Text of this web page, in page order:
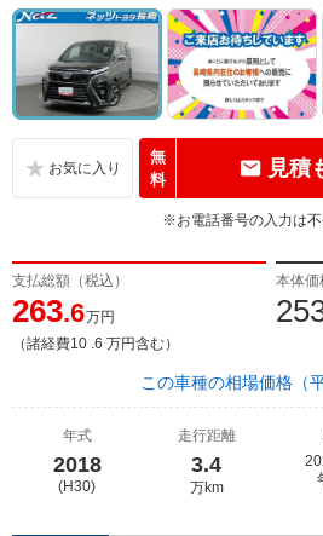
無
料
見積
※お電話番号の入力は不
支払総額（税込）
263.6万円
（諸経費10 .6 万円含む）
本体価
この車種の相場価格（
年式
2018
(H30)
走行距離
3.4
万km